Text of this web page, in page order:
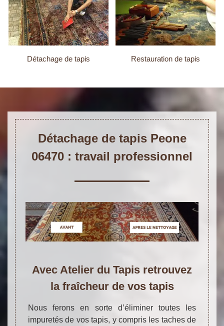
Détachage de tapis Restauration de tapis
Détachage de tapis Peone
06470 : travail professionnel
Avec Atelier du Tapis retrouvez
la fraîcheur de vos tapis
Nous ferons en sorte d’éliminer toutes les
impuretés de vos tapis, y compris les taches de